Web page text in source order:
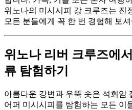
위노나의 미시시피 강 크루즈는 진
모든 분들에게 꼭 한 번 경험해 보
위노나 리버 크루즈에
류 탐험하기
아름다운 강변과 우뚝 솟은 석회암
어퍼 미시시피를 탐험하는 모든 이